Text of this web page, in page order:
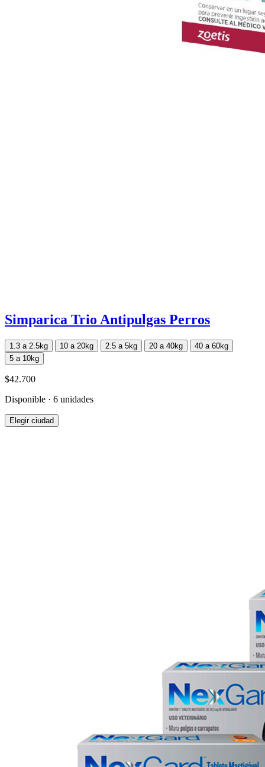
Simparica Trio Antipulgas Perros
1.3 a 2.5kg 10 a 20kg 2.5 a 5kg 20 a 40kg
40 a 60kg
5 a 10kg
$42.700
Disponible · 6 unidades
Elegir ciudad